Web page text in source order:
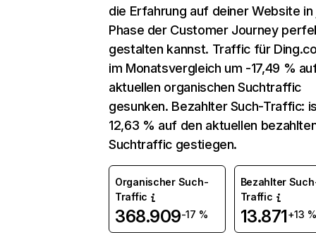
die Erfahrung auf deiner Website
Phase der Customer Journey
gestalten kannst. Traffic für
im Monatsvergleich um -17,49 %
aktuellen organischen Suchtraffic
gesunken. Bezahlter Such-Traffic:
12,63 % auf den aktuellen
Suchtraffic gestiegen.
Organischer Such-
Traffic
368.909-17 %
Bezahlter
Traffic
13.871+13 %